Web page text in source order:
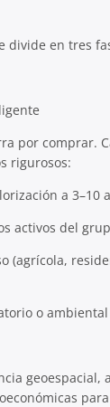
divide en tres
por comprar.
rigurosos:
a 3–10
activos del
(agrícola,
o ambiental
geoespacial,